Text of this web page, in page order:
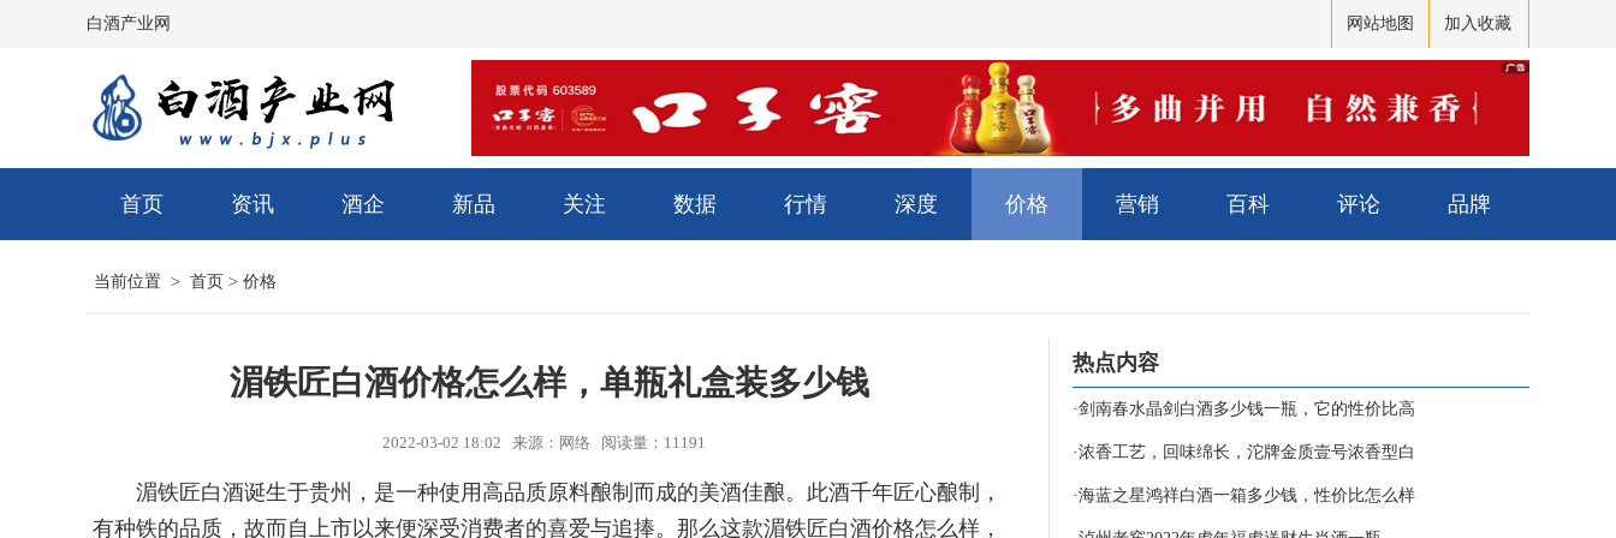
白酒产业网 网站地图 加入收藏
首页 资讯 酒企 新品 关注 数据 行情 深度 价格 营销 百科 评论 品牌
当前位置 > 首页 > 价格
湄铁匠白酒价格怎么样，单瓶礼盒装多少钱
2022-03-02 18:02 来源：网络 阅读量：11191
湄铁匠白酒诞生于贵州，是一种使用高品质原料酿制而成的美酒佳酿。此酒千年匠心酿制，
有种铁的品质，故而自上市以来便深受消费者的喜爱与追捧。那么这款湄铁匠白酒价格怎么样，
热点内容
·剑南春水晶剑白酒多少钱一瓶，它的性价比高
·浓香工艺，回味绵长，沱牌金质壹号浓香型白
·海蓝之星鸿祥白酒一箱多少钱，性价比怎么样